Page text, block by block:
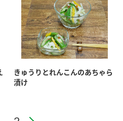
きゅうりとれんこんのあちゃら
漬け